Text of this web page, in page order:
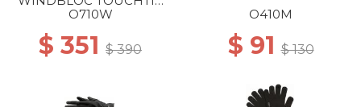
GLOVE WS BLACK
O710W
$ 351 $ 390
O410M
$ 91$ 130